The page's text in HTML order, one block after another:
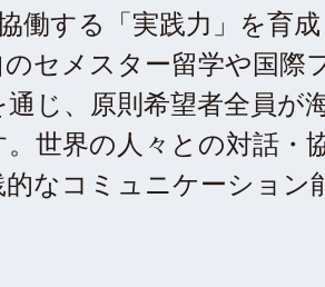
働する「実践力」を育成
のセメスター留学や国際
通じ、原則希望者全員が
世界の人々との対話・
的なコミュニケーション